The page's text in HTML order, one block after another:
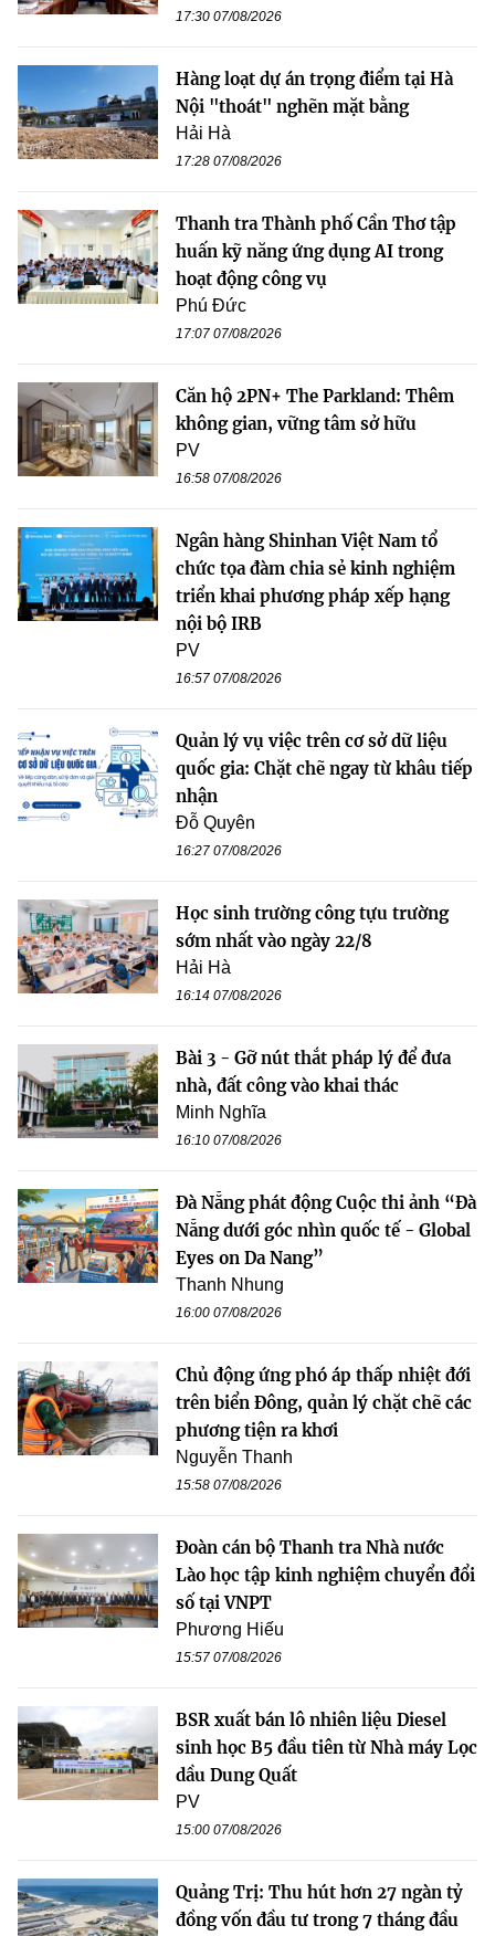
17:30 07/08/2026
Hàng loạt dự án trọng điểm tại Hà
Nội "thoát" nghẽn mặt bằng
Hải Hà
17:28 07/08/2026
Thanh tra Thành phố Cần Thơ tập
huấn kỹ năng ứng dụng AI trong
hoạt động công vụ
Phú Đức
17:07 07/08/2026
Căn hộ 2PN+ The Parkland: Thêm
không gian, vững tâm sở hữu
PV
16:58 07/08/2026
Ngân hàng Shinhan Việt Nam tổ
chức tọa đàm chia sẻ kinh nghiệm
triển khai phương pháp xếp hạng
nội bộ IRB
PV
16:57 07/08/2026
Quản lý vụ việc trên cơ sở dữ liệu
quốc gia: Chặt chẽ ngay từ khâu tiếp
nhận
Đỗ Quyên
16:27 07/08/2026
Học sinh trường công tựu trường
sớm nhất vào ngày 22/8
Hải Hà
16:14 07/08/2026
Bài 3 - Gỡ nút thắt pháp lý để đưa
nhà, đất công vào khai thác
Minh Nghĩa
16:10 07/08/2026
Đà Nẵng phát động Cuộc thi ảnh “Đà
Nẵng dưới góc nhìn quốc tế - Global
Eyes on Da Nang”
Thanh Nhung
16:00 07/08/2026
Chủ động ứng phó áp thấp nhiệt đới
trên biển Đông, quản lý chặt chẽ các
phương tiện ra khơi
Nguyễn Thanh
15:58 07/08/2026
Đoàn cán bộ Thanh tra Nhà nước
Lào học tập kinh nghiệm chuyển đổi
số tại VNPT
Phương Hiếu
15:57 07/08/2026
BSR xuất bán lô nhiên liệu Diesel
sinh học B5 đầu tiên từ Nhà máy Lọc
dầu Dung Quất
PV
15:00 07/08/2026
Quảng Trị: Thu hút hơn 27 ngàn tỷ
đồng vốn đầu tư trong 7 tháng đầu